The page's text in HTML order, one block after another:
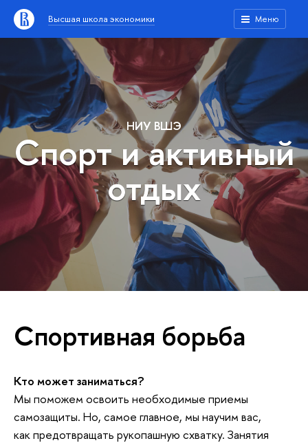
Высшая школа экономики Меню
НИУ ВШЭ
Спорт и активный
отдых
Спортивная борьба
Кто может заниматься?
Мы поможем освоить необходимые приемы
самозащиты. Но, самое главное, мы научим вас,
как предотвращать рукопашную схватку. Занятия